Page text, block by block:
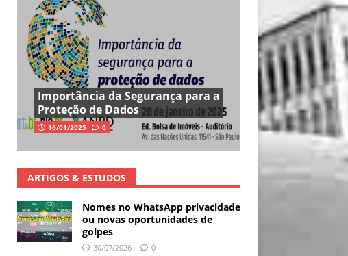
Importância da Segurança para a
Proteção de Dados
16/01/2025 0
ARTIGOS & ESTUDOS
Nomes no WhatsApp privacidade
ou novas oportunidades de
golpes
30/07/2026 0